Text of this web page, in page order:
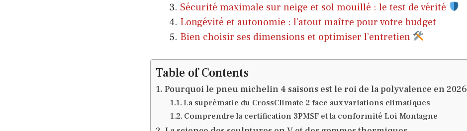
Sécurité maximale sur neige et sol mouillé : le test de vérité
Longévité et autonomie : l’atout maître pour votre budget
Bien choisir ses dimensions et optimiser l’entretien
Table of Contents
Pourquoi le pneu michelin 4 saisons est le roi de la polyvalence en 2026
La suprématie du CrossClimate 2 face aux variations climatiques
Comprendre la certification 3PMSF et la conformité Loi Montagne